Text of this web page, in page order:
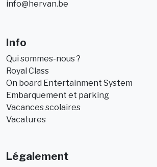
info@hervan.be
Info
Qui sommes-nous ?
Royal Class
On board Entertainment System
Embarquement et parking
Vacances scolaires
Vacatures
Légalement